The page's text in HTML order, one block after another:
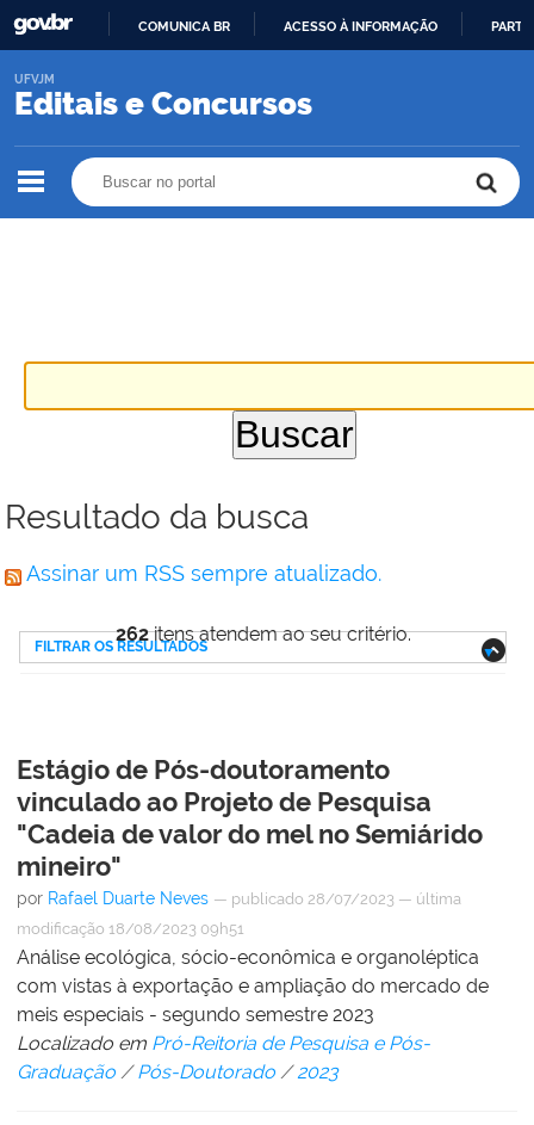
O
COMUNICA BR ACESSO À INFORMAÇÃO
Editais e Concursos
UFVJM
Resultado da busca
Assinar um RSS sempre atualizado.
262itens atendem ao seu critério.
FILTRAR OS RESULTADOS
Estágio de Pós-doutoramento
vinculado ao Projeto de Pesquisa
"Cadeia de valor do mel no Semiárido
mineiro"
por Rafael Duarte Neves — publicado 28/07/2023 — última
modificação 18/08/2023 09h51
Análise ecológica, sócio-econômica e organoléptica
com vistas à exportação e ampliação do mercado de
meis especiais - segundo semestre 2023
Localizado em Pró-Reitoria de Pesquisa e Pós-
Graduação /Pós-Doutorado /2023